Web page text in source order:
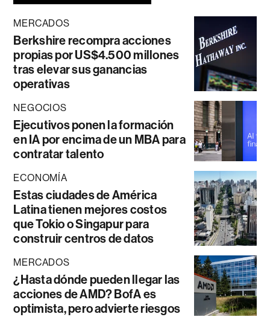
MERCADOS
Berkshire recompra acciones
propias por US$4.500 millones
tras elevar sus ganancias
operativas
NEGOCIOS
Ejecutivos ponen la formación
en IA por encima de un MBA para
contratar talento
ECONOMÍA
Estas ciudades de América
Latina tienen mejores costos
que Tokio o Singapur para
construir centros de datos
MERCADOS
¿Hasta dónde pueden llegar las
acciones de AMD? BofA es
optimista, pero advierte riesgos